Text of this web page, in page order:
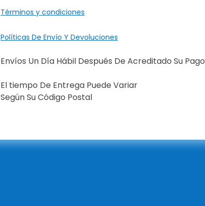
Términos y condiciones
Políticas De Envío Y Devoluciones
Envíos Un Día Hábil Después De Acreditado Su Pago
El tiempo De Entrega Puede Variar
Según Su Código Postal